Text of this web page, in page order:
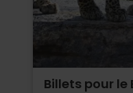
Billets pour